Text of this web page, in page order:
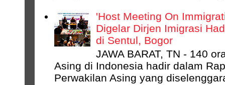
'Host Meeting On
Digelar Dirjen Imigrasi
di Sentul, Bogor
JAWA BARAT, TN - 140
Asing di Indonesia hadir dalam
Perwakilan Asing yang